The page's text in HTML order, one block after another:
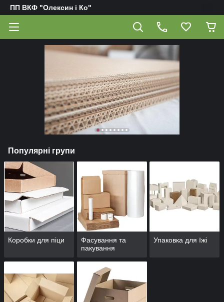
ПП ВКФ "Олексин і Ко"
Популярні групи
Коробки для піци
Фасування та
пакування
Упаковка для їжі